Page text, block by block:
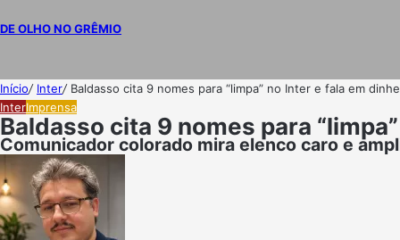
DE OLHO NO GRÊMIO
Início/ Inter/ Baldasso cita 9 nomes para “limpa” no Inter e fala em
InterImprensa
Baldasso cita 9 nomes para
Comunicador colorado mira elenco caro e